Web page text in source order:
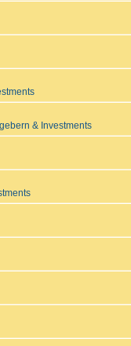
& Investments